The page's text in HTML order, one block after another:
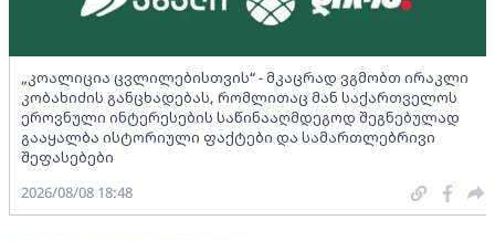
„კოალიცია ცვლილებისთვის“ - მკაცრად ვგმობთ ირაკლი
კობახიძის განცხადებას, რომლითაც მან საქართველოს
ეროვნული ინტერესების საწინააღმდეგოდ შეგნებულად
გააყალბა ისტორიული ფაქტები და სამართლებრივი
შეფასებები
2026/08/08 18:48